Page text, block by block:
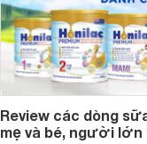
Review các dòng
mẹ và bé, người lớn